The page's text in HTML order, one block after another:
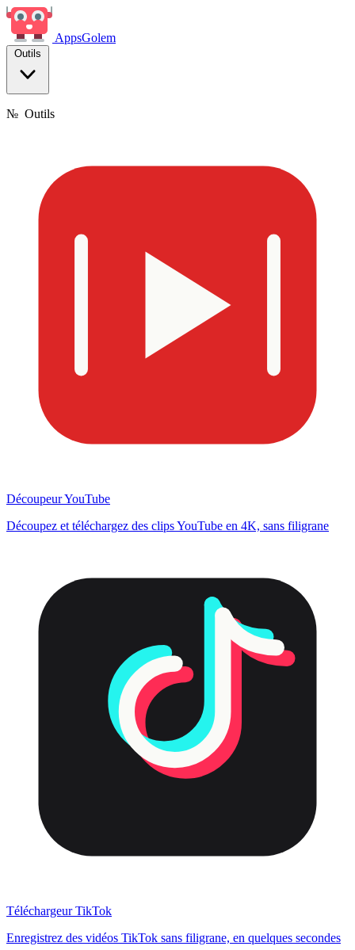
AppsGolem
Outils
№ Outils
Découpeur YouTube
Découpez et téléchargez des clips YouTube en 4K, sans filigrane
Téléchargeur TikTok
Enregistrez des vidéos TikTok sans filigrane, en quelques secondes